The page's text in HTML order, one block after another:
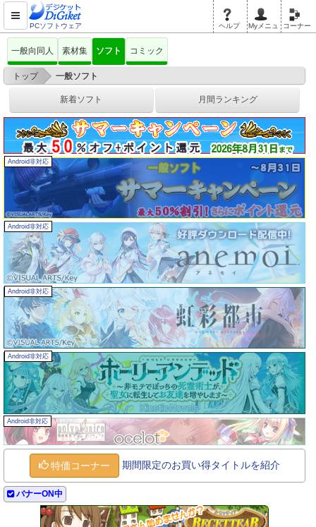
PCソフトウェア ヘルプ Myメニュ コーナー
一般向同人 素材集 ソフト コミック
トップ > 一般ソフト
新着ソフト 月間ランキング
Android非対応
Android非対応
Android非対応
Android非対応
Android非対応
特価コーナー 期間限定のお買い得タイトルを紹介
バナーON中